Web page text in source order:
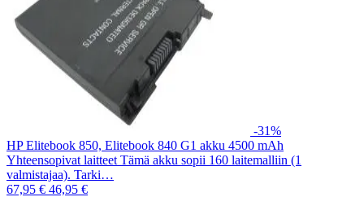
-31%
HP Elitebook 850, Elitebook 840 G1 akku 4500 mAh
Yhteensopivat laitteet Tämä akku sopii 160 laitemalliin (1
valmistajaa). Tarki…
67,95 € 46,95 €